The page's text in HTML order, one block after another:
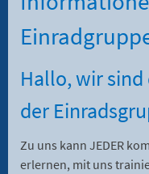
Hallo, wir
der
Zu uns kann JEDER
erlernen, mit uns